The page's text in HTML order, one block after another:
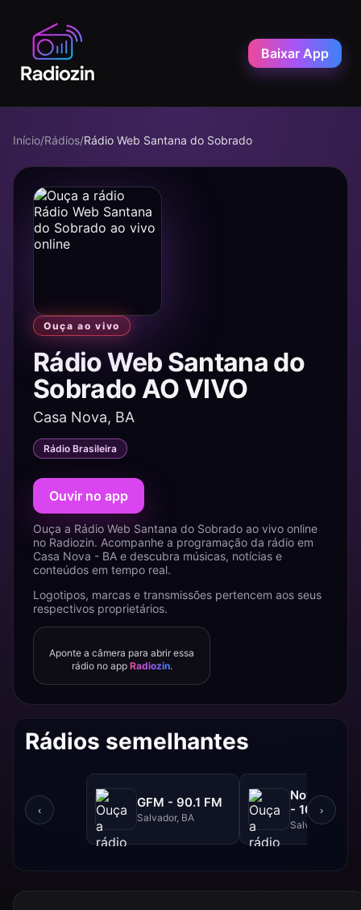
Baixar App
Início/Rádios/Rádio Web Santana do Sobrado
Ouça ao vivo
Rádio Web Santana do
Sobrado AO VIVO
Casa Nova, BA
Rádio Brasileira
Ouvir no app
Ouça a Rádio Web Santana do Sobrado ao vivo online
no Radiozin. Acompanhe a programação da rádio em
Casa Nova - BA e descubra músicas, notícias e
conteúdos em tempo real.
Logotipos, marcas e transmissões pertencem aos seus
respectivos proprietários.
Aponte a câmera para abrir essa
rádio no app Radiozin.
Rádios semelhantes
‹
GFM - 90.1 FM
Salvador, BA
NovaBrasil
- 104.7 FM
Salvador, BA
›